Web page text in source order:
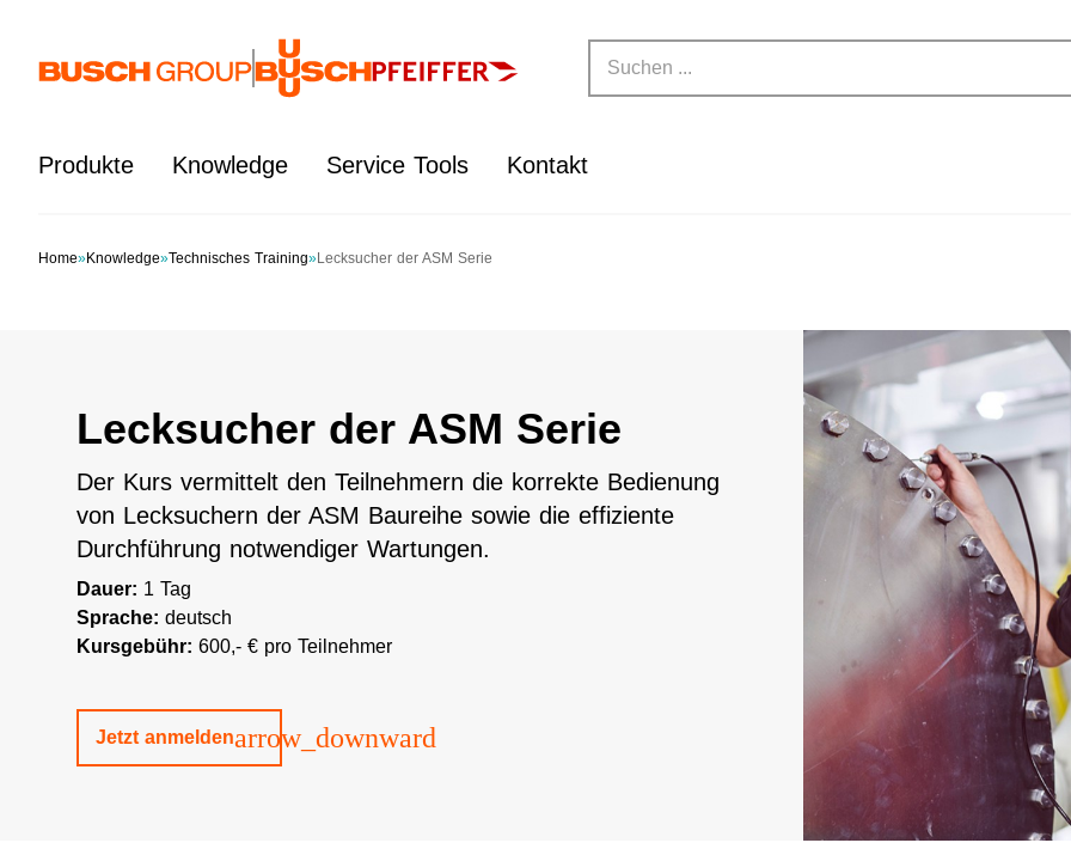
Produkte Knowledge Service Tools Kontakt
Home»Knowledge»Technisches Training»Lecksucher der ASM Serie
Lecksucher der ASM Serie
Der Kurs vermittelt den Teilnehmern die korrekte Bedienung
von Lecksuchern der ASM Baureihe sowie die effiziente
Durchführung notwendiger Wartungen.
Dauer: 1 Tag
Sprache: deutsch
Kursgebühr: 600,- € pro Teilnehmer
Jetzt anmeldenarrow_downward